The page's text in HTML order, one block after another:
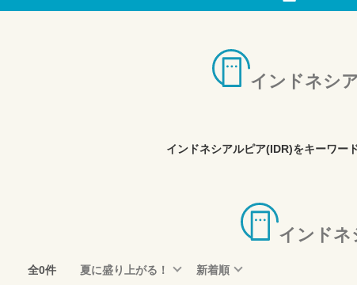
インドネシ
インドネシアルピア(IDR)をキーワー
インドネ
全0件 夏に盛り上がる！ 新着順